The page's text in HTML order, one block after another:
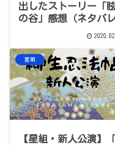
出したストーリー「
の谷」感想（ネタバ
星組
【星組・新人公演】